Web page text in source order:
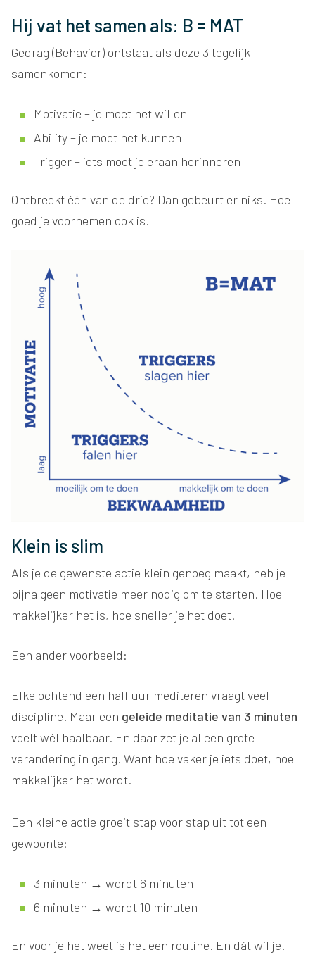
Hij vat het samen als: B = MAT
Gedrag (Behavior) ontstaat als deze 3 tegelijk
samenkomen:
Motivatie – je moet het willen
Ability – je moet het kunnen
Trigger – iets moet je eraan herinneren
Ontbreekt één van de drie? Dan gebeurt er niks. Hoe
goed je voornemen ook is.
Klein is slim
Als je de gewenste actie klein genoeg maakt, heb je
bijna geen motivatie meer nodig om te starten. Hoe
makkelijker het is, hoe sneller je het doet.
Een ander voorbeeld:
Elke ochtend een half uur mediteren vraagt veel
discipline. Maar een geleide meditatie van 3 minuten
voelt wél haalbaar. En daar zet je al een grote
verandering in gang. Want hoe vaker je iets doet, hoe
makkelijker het wordt.
Een kleine actie groeit stap voor stap uit tot een
gewoonte:
3 minuten → wordt 6 minuten
6 minuten → wordt 10 minuten
En voor je het weet is het een routine. En dát wil je.